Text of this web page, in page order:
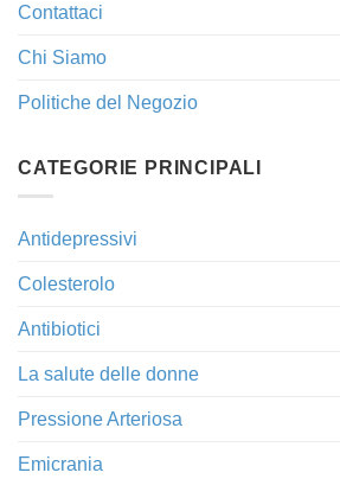
Contattaci
Chi Siamo
Politiche del Negozio
CATEGORIE PRINCIPALI
Antidepressivi
Colesterolo
Antibiotici
La salute delle donne
Pressione Arteriosa
Emicrania